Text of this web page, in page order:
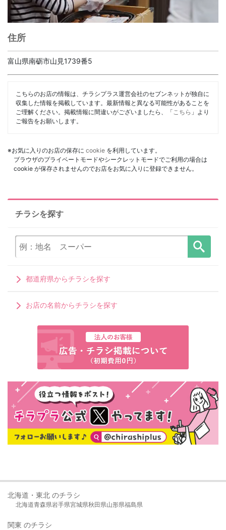
住所
富山県南砺市山見1739番5
こちらのお店の情報は、チラシプラス運営会社のセブンネットが独自に
収集した情報を掲載しています。最新情報と異なる可能性があることを
ご理解ください。掲載情報に間違いがございましたら、「 こちら 」より
ご報告をお願いします。
※お気に入りのお店の保存に cookie を利用しています。
ブラウザのプライベートモードやシークレットモードでご利用の場合は
cookie が保存されませんのでお店をお気に入りに登録できません。
チラシを探す
都道府県からチラシを探す
お店の名前からチラシを探す
北海道・東北 のチラシ
北海道青森県岩手県宮城県秋田県山形県福島県
関東 のチラシ